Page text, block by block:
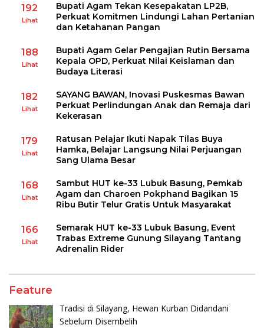
192
Lihat
Bupati Agam Tekan Kesepakatan LP2B,
Perkuat Komitmen Lindungi Lahan Pertanian
dan Ketahanan Pangan
188
Lihat
Bupati Agam Gelar Pengajian Rutin Bersama
Kepala OPD, Perkuat Nilai Keislaman dan
Budaya Literasi
182
Lihat
SAYANG BAWAN, Inovasi Puskesmas Bawan
Perkuat Perlindungan Anak dan Remaja dari
Kekerasan
179
Lihat
Ratusan Pelajar Ikuti Napak Tilas Buya
Hamka, Belajar Langsung Nilai Perjuangan
Sang Ulama Besar
168
Lihat
Sambut HUT ke-33 Lubuk Basung, Pemkab
Agam dan Charoen Pokphand Bagikan 15
Ribu Butir Telur Gratis Untuk Masyarakat
166
Lihat
Semarak HUT ke-33 Lubuk Basung, Event
Trabas Extreme Gunung Silayang Tantang
Adrenalin Rider
Feature
Tradisi di Silayang, Hewan Kurban Didandani
Sebelum Disembelih